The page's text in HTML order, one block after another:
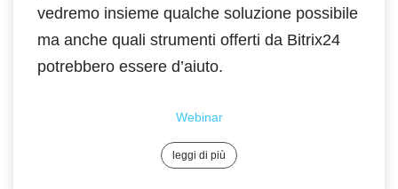
vedremo insieme qualche soluzione possibile
ma anche quali strumenti offerti da Bitrix24
potrebbero essere d’aiuto.
leggi di più
Webinar